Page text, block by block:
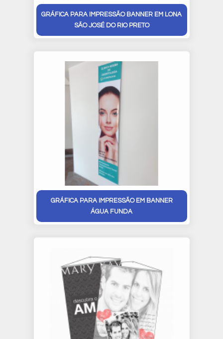
GRÁFICA PARA IMPRESSÃO BANNER EM LONA
SÃO JOSÉ DO RIO PRETO
GRÁFICA PARA IMPRESSÃO EM BANNER
ÁGUA FUNDA